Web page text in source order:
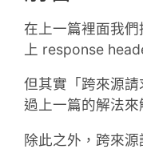
在上一篇裡面我
上 response
但其實「跨來源
過上一篇的解法來
除此之外，跨來